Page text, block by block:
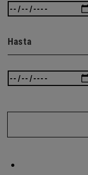
Hasta